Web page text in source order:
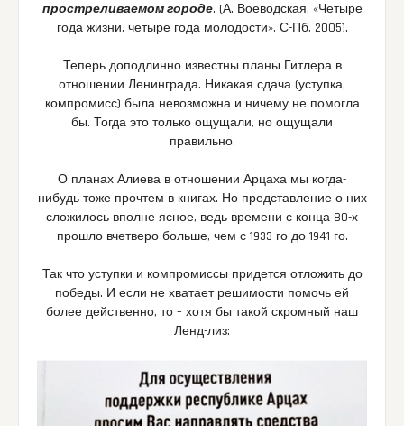
простреливаемом городе. (А. Воеводская, «Четыре
года жизни, четыре года молодости», С-Пб, 2005).
Теперь доподлинно известны планы Гитлера в
отношении Ленинграда. Никакая сдача (уступка,
компромисс) была невозможна и ничему не помогла
бы. Тогда это только ощущали, но ощущали
правильно.
О планах Алиева в отношении Арцаха мы когда-
нибудь тоже прочтем в книгах. Но представление о них
сложилось вполне ясное, ведь времени с конца 80-х
прошло вчетверо больше, чем с 1933-го до 1941-го.
Так что уступки и компромиссы придется отложить до
победы. И если не хватает решимости помочь ей
более действенно, то – хотя бы такой скромный наш
Ленд-лиз: